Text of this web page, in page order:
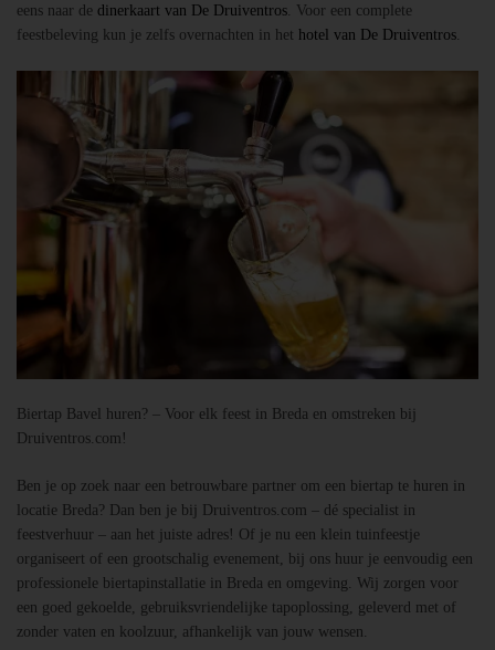
eens naar de dinerkaart van De Druiventros. Voor een complete
feestbeleving kun je zelfs overnachten in het hotel van De Druiventros.
Biertap Bavel huren? – Voor elk feest in Breda en omstreken bij
Druiventros.com!
Ben je op zoek naar een betrouwbare partner om een biertap te huren in
locatie Breda? Dan ben je bij Druiventros.com – dé specialist in
feestverhuur – aan het juiste adres! Of je nu een klein tuinfeestje
organiseert of een grootschalig evenement, bij ons huur je eenvoudig een
professionele biertapinstallatie in Breda en omgeving. Wij zorgen voor
een goed gekoelde, gebruiksvriendelijke tapoplossing, geleverd met of
zonder vaten en koolzuur, afhankelijk van jouw wensen.